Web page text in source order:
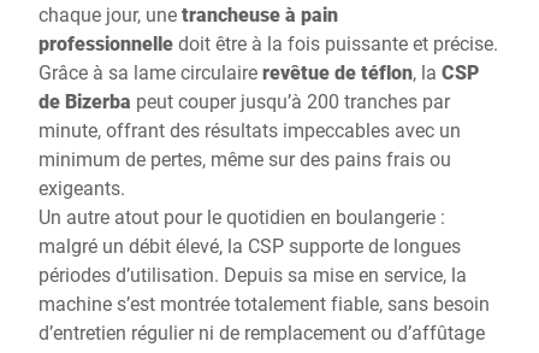
chaque jour, unetrancheuse à pain
professionnelledoit être à la fois puissante et précise.
Grâce à sa lame circulairerevêtue de téflon, la CSP
de Bizerba peut couper jusqu’à 200 tranches par
minute, offrant des résultats impeccables avec un
minimum de pertes, même sur des pains frais ou
exigeants.
Un autre atout pour le quotidien en boulangerie :
malgré un débit élevé, la CSP supporte de longues
périodes d’utilisation. Depuis sa mise en service, la
machine s’est montrée totalement fiable, sans besoin
d’entretien régulier ni de remplacement ou d’affûtage